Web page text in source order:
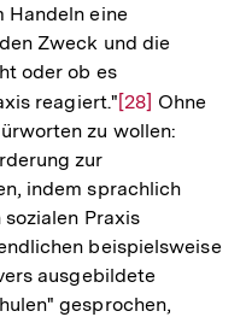
Handeln eine
Zweck und die
oder ob es
reagiert."Zur
Auflösung
Fußnote
[28] Ohne
zu wollen:
zur
indem sprachlich
Praxis
beispielsweise
ausgebildete
gesprochen,